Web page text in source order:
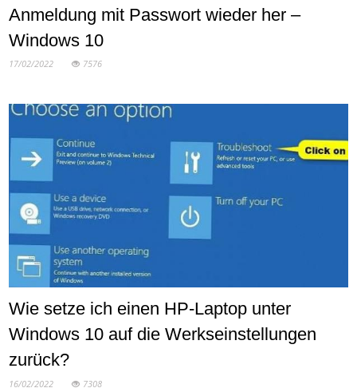
Anmeldung mit Passwort wieder her –
Windows 10
17/02/2022 7576
Wie setze ich einen HP-Laptop unter
Windows 10 auf die Werkseinstellungen
zurück?
16/02/2022 7308